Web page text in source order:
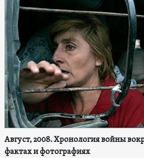
Август, 2008. Хронология войны
фактах и фотографиях